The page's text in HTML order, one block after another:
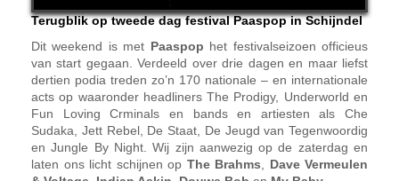
Terugblik op tweede dag festival Paaspop in Schijndel
Dit weekend is met Paaspop het festivalseizoen officieus
van start gegaan. Verdeeld over drie dagen en maar liefst
dertien podia treden zo’n 170 nationale – en internationale
acts op waaronder headliners The Prodigy, Underworld en
Fun Loving Crminals en bands en artiesten als Che
Sudaka, Jett Rebel, De Staat, De Jeugd van Tegenwoordig
en Jungle By Night. Wij zijn aanwezig op de zaterdag en
laten ons licht schijnen op The Brahms
Dave Vermeulen